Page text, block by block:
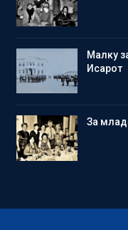
Малку
Исарот
Зa